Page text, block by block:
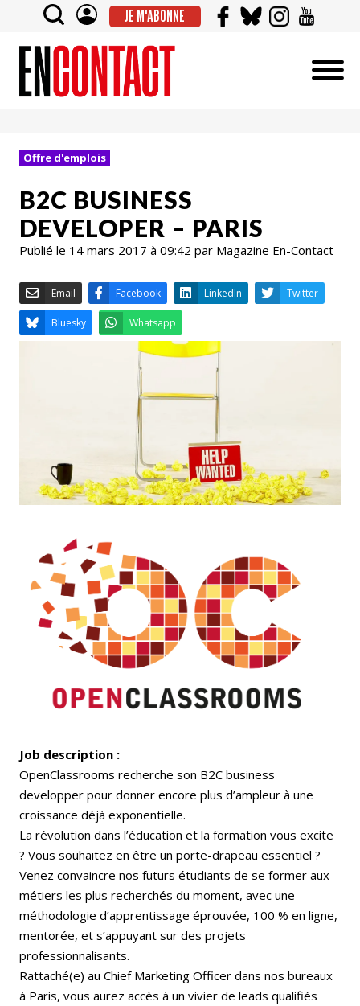
JE M'ABONNE
Offre d'emplois
B2C BUSINESS
DEVELOPER – PARIS
Publié le 14 mars 2017 à 09:42 par Magazine En-Contact
Whatsapp
Job description :
OpenClassrooms recherche son B2C business
developper pour donner encore plus d’ampleur à une
croissance déjà exponentielle.
La révolution dans l’éducation et la formation vous excite
? Vous souhaitez en être un porte-drapeau essentiel ?
Venez convaincre nos futurs étudiants de se former aux
métiers les plus recherchés du moment, avec une
méthodologie d’apprentissage éprouvée, 100 % en ligne,
mentorée, et s’appuyant sur des projets
professionnalisants.
Rattaché(e) au Chief Marketing Officer dans nos bureaux
à Paris, vous aurez accès à un vivier de leads qualifiés